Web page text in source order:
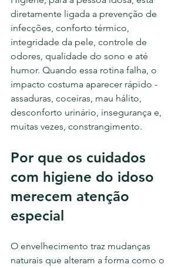
diretamente ligada a prevenção de
infecções, conforto térmico,
integridade da pele, controle de
odores, qualidade do sono e até
humor. Quando essa rotina falha, o
impacto costuma aparecer rápido -
assaduras, coceiras, mau hálito,
desconforto urinário, insegurança e,
muitas vezes, constrangimento.
Por que os cuidados
com higiene do idoso
merecem atenção
especial
O envelhecimento traz mudanças
naturais que alteram a forma como o